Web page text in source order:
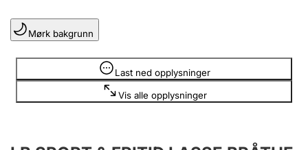
Lag og forening
Registrere, endre, slette
Mørk bakgrunn
Last ned opplysninger
Vis alle opplysninger
Opplysninger er skjult